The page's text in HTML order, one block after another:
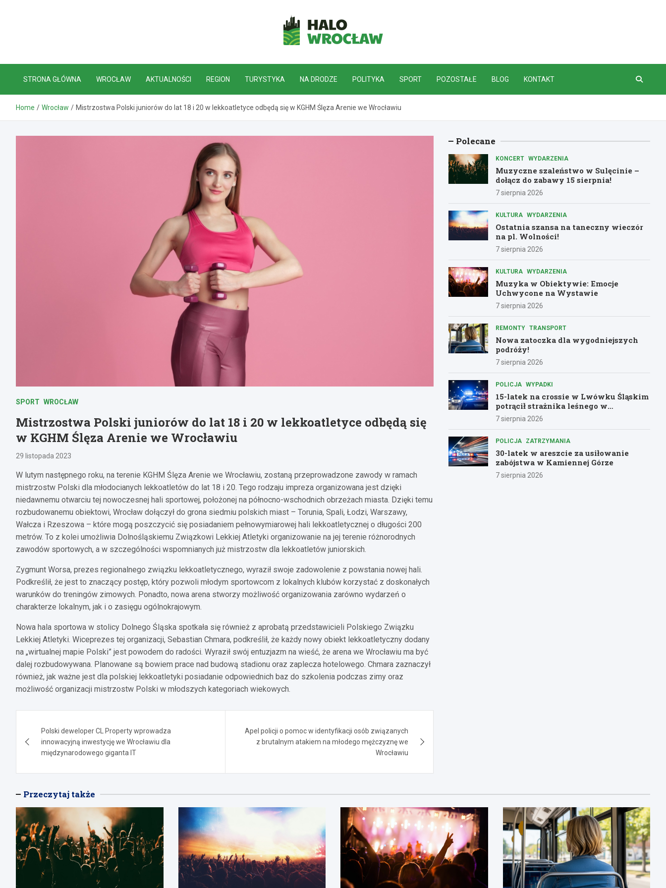
HaloWrocław.pl
STRONA GŁÓWNA WROCŁAW AKTUALNOŚCI REGION TURYSTYKA NA DRODZE POLITYKA SPORT POZOSTAŁE BLOG KONTAKT
Home Wrocław Mistrzostwa Polski juniorów do lat 18 i 20 w lekkoatletyce odbędą się w KGHM Ślęza Arenie we Wrocławiu
SPORT WROCŁAW
Mistrzostwa Polski juniorów do lat 18 i 20 w lekkoatletyce odbędą się
w KGHM Ślęza Arenie we Wrocławiu
29 listopada 2023
W lutym następnego roku, na terenie KGHM Ślęza Arenie we Wrocławiu, zostaną przeprowadzone zawody w ramach
mistrzostw Polski dla młodocianych lekkoatletów do lat 18 i 20. Tego rodzaju impreza organizowana jest dzięki
niedawnemu otwarciu tej nowoczesnej hali sportowej, położonej na północno-wschodnich obrzeżach miasta. Dzięki temu
rozbudowanemu obiektowi, Wrocław dołączył do grona siedmiu polskich miast – Torunia, Spali, Łodzi, Warszawy,
Wałcza i Rzeszowa – które mogą poszczycić się posiadaniem pełnowymiarowej hali lekkoatletycznej o długości 200
metrów. To z kolei umożliwia Dolnośląskiemu Związkowi Lekkiej Atletyki organizowanie na jej terenie różnorodnych
zawodów sportowych, a w szczególności wspomnianych już mistrzostw dla lekkoatletów juniorskich.
Zygmunt Worsa, prezes regionalnego związku lekkoatletycznego, wyraził swoje zadowolenie z powstania nowej hali.
Podkreślił, że jest to znaczący postęp, który pozwoli młodym sportowcom z lokalnych klubów korzystać z doskonałych
warunków do treningów zimowych. Ponadto, nowa arena stworzy możliwość organizowania zarówno wydarzeń o
charakterze lokalnym, jak i o zasięgu ogólnokrajowym.
Nowa hala sportowa w stolicy Dolnego Śląska spotkała się również z aprobatą przedstawicieli Polskiego Związku
Lekkiej Atletyki. Wiceprezes tej organizacji, Sebastian Chmara, podkreślił, że każdy nowy obiekt lekkoatletyczny dodany
na „wirtualnej mapie Polski” jest powodem do radości. Wyraził swój entuzjazm na wieść, że arena we Wrocławiu ma być
dalej rozbudowywana. Planowane są bowiem prace nad budową stadionu oraz zaplecza hotelowego. Chmara zaznaczył
również, jak ważne jest dla polskiej lekkoatletyki posiadanie odpowiednich baz do szkolenia podczas zimy oraz
możliwość organizacji mistrzostw Polski w młodszych kategoriach wiekowych.
wpisu
Polski deweloper CL Property wprowadza
innowacyjną inwestycję we Wrocławiu dla
międzynarodowego giganta IT
Apel policji o pomoc w identyfikacji osób związanych
z brutalnym atakiem na młodego mężczyznę we
Wrocławiu
Polecane
KONCERT WYDARZENIA
Muzyczne szaleństwo w Sulęcinie –
dołącz do zabawy 15 sierpnia!
7 sierpnia 2026
KULTURA WYDARZENIA
Ostatnia szansa na taneczny wieczór
na pl. Wolności!
7 sierpnia 2026
KULTURA WYDARZENIA
Muzyka w Obiektywie: Emocje
Uchwycone na Wystawie
7 sierpnia 2026
REMONTY TRANSPORT
Nowa zatoczka dla wygodniejszych
podróży!
7 sierpnia 2026
POLICJA WYPADKI
15-latek na crossie w Lwówku Śląskim
potrącił strażnika leśnego w
dramatycznej ucieczce przed policją
7 sierpnia 2026
POLICJA ZATRZYMANIA
30-latek w areszcie za usiłowanie
zabójstwa w Kamiennej Górze
7 sierpnia 2026
Przeczytaj także